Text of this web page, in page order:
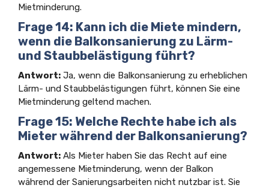
Mietminderung.
Frage 14: Kann ich die Miete mindern,
wenn die Balkonsanierung zu Lärm-
und Staubbelästigung führt?
Antwort: Ja, wenn die Balkonsanierung zu erheblichen
Lärm- und Staubbelästigungen führt, können Sie eine
Mietminderung geltend machen.
Frage 15: Welche Rechte habe ich als
Mieter während der Balkonsanierung?
Antwort: Als Mieter haben Sie das Recht auf eine
angemessene Mietminderung, wenn der Balkon
während der Sanierungsarbeiten nicht nutzbar ist. Sie